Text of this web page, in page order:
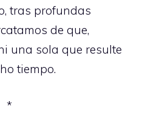
tras profundas
de que,
una sola que resulte
tiempo.
*